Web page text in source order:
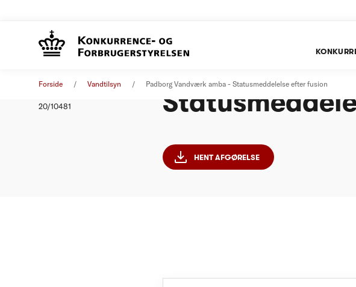
Forside Vandtilsyn Padborg Vandværk amba - Statusmeddelelse efter fusion
20/10481
HENT AFGØRELSE